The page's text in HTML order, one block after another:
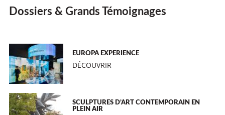
Dossiers & Grands Témoignages
EUROPA EXPERIENCE
DÉCOUVRIR
SCULPTURES D’ART CONTEMPORAIN EN
PLEIN AIR